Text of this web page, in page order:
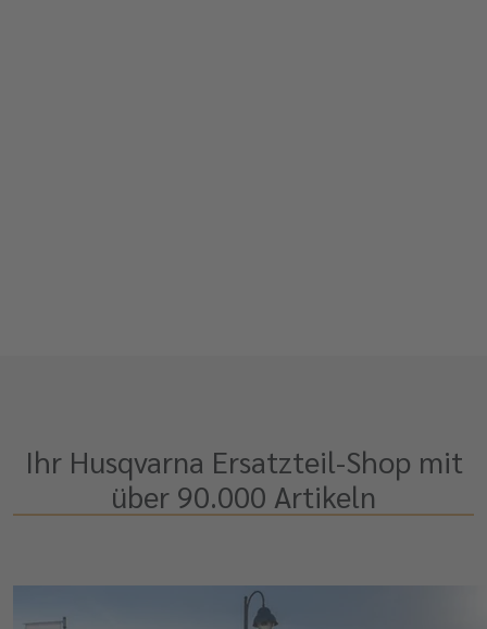
Ihr Husqvarna Ersatzteil-Shop mit
über 90.000 Artikeln